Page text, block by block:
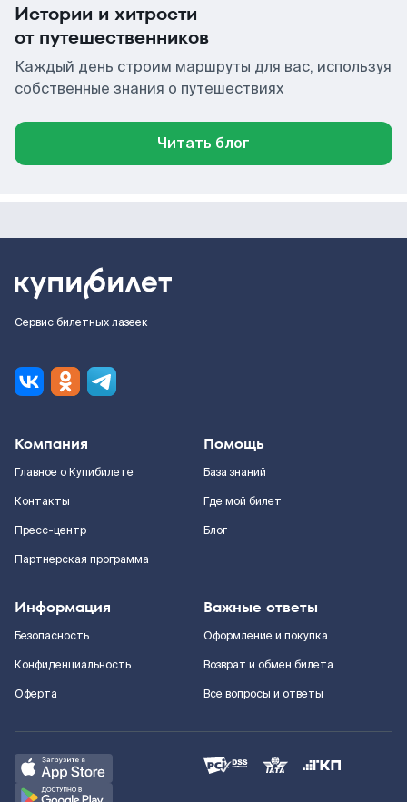
Истории и хитрости
от путешественников
Каждый день строим маршруты для вас, используя
собственные знания о путешествиях
Читать блог
Сервис билетных лазеек
Компания
Главное о Купибилете
Контакты
Пресс-центр
Партнерская программа
Помощь
База знаний
Где мой билет
Блог
Информация
Безопасность
Конфиденциальность
Оферта
Важные ответы
Оформление и покупка
Возврат и обмен билета
Все вопросы и ответы